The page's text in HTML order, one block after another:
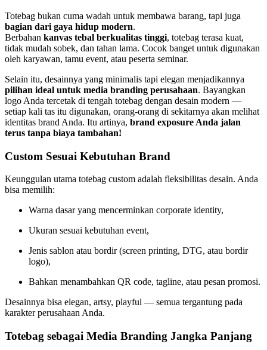
Totebag bukan cuma wadah untuk membawa barang, tapi juga
bagian dari gaya hidup modern.
Berbahan kanvas tebal berkualitas tinggi, totebag terasa kuat,
tidak mudah sobek, dan tahan lama. Cocok banget untuk digunakan
oleh karyawan, tamu event, atau peserta seminar.
Selain itu, desainnya yang minimalis tapi elegan menjadikannya
pilihan ideal untuk media branding perusahaan. Bayangkan
logo Anda tercetak di tengah totebag dengan desain modern —
setiap kali tas itu digunakan, orang-orang di sekitarnya akan melihat
identitas brand Anda. Itu artinya, brand exposure Anda jalan
terus tanpa biaya tambahan!
Custom Sesuai Kebutuhan Brand
Keunggulan utama totebag custom adalah fleksibilitas desain. Anda
bisa memilih:
Warna dasar yang mencerminkan corporate identity,
Ukuran sesuai kebutuhan event,
Jenis sablon atau bordir (screen printing, DTG, atau bordir
logo),
Bahkan menambahkan QR code, tagline, atau pesan promosi.
Desainnya bisa elegan, artsy, playful — semua tergantung pada
karakter perusahaan Anda.
Totebag sebagai Media Branding Jangka Panjang